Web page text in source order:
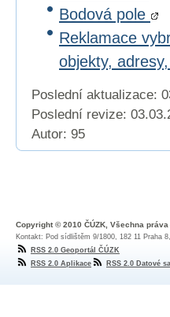
Bodová pole
Reklamace
objekty,
Poslední aktualizace:
Poslední revize:
Autor: 95
Copyright © 2010 ČÚZK, Všechna
Kontakt: Pod sídlištěm 9/1800, 182 11 Praha
RSS 2.0 Geoportál ČÚZK
RSS 2.0 Aplikace
RSS 2.0 Datové